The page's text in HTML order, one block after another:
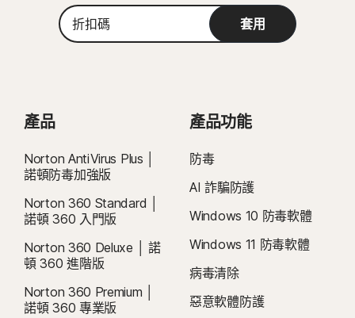
Windows™ 作業系統
與 Microsoft Windows 11 相容
Microsoft Windows 10 (所有版本)
MacOS 10.13 (含) 以後版本。
目前不支援的功能：Norton 雲端備份、Norton 家長防護
Android™ 作業系統
Android 10.0 或更新版本。必須安裝 Google Play 應用程
式。不支援多重使用者模式。
ColorOS 7.1 或更新版本。必須安裝 Google Play 應用程
式。
Microsoft Windows 11/10 (除 S 模式 Windows 11/10 之外
的所有版本)。
Microsoft Windows 8/8.1 (所有版本)。
Mac OS X 10.12.x (Sierra) 或更新版本。
執行 8.0 或更新版本的 Android。必須安裝 Google Play 應
用程式。
iOS 作業系統
執行最新版與前兩版 Apple® iOS 的 iPhone 或 iPad。
詳細資料：交易完成後，訂閱合約即刻生效，且將受到我們 《銷售條款》
《授權和服務許可協議》的約束
。 若要試用，註冊時需要提供付款方式，請
收到一封包含續購價格的電子郵件。
續購價格可能高於首期價格，且可能有
所變動。如要取消續購，
請依照本文件說明，前往您的帳戶
或在此處聯絡我們
取消和退款：您可於初始購買的 14 天內取消任何每月訂閱合約，或於付款的
60 天內取消任何年度訂閱合約，並取得全額退款。如需詳細資料，請參閱我
們的《取消和退款政策》 如要取消合約或要求退款，請按下此處。
適用相關條件限制。如要使用病毒清除服務，您必須持有包含防毒功能的自動續
購裝置安全訂閱。如需完整詳細資料，請參閱
Norton.com/virus-protection-promise
折
扣
碼
套用
產品
Norton AntiVirus Plus │
諾頓防毒加強版
Norton 360 Standard │
諾頓 360 入門版
Norton 360 Deluxe │ 諾
頓 360 進階版
Norton 360 Premium │
諾頓 360 專業版
產品功能
防毒
AI 詐騙防護
Windows 10 防毒軟體
Windows 11 防毒軟體
病毒清除
惡意軟體防護